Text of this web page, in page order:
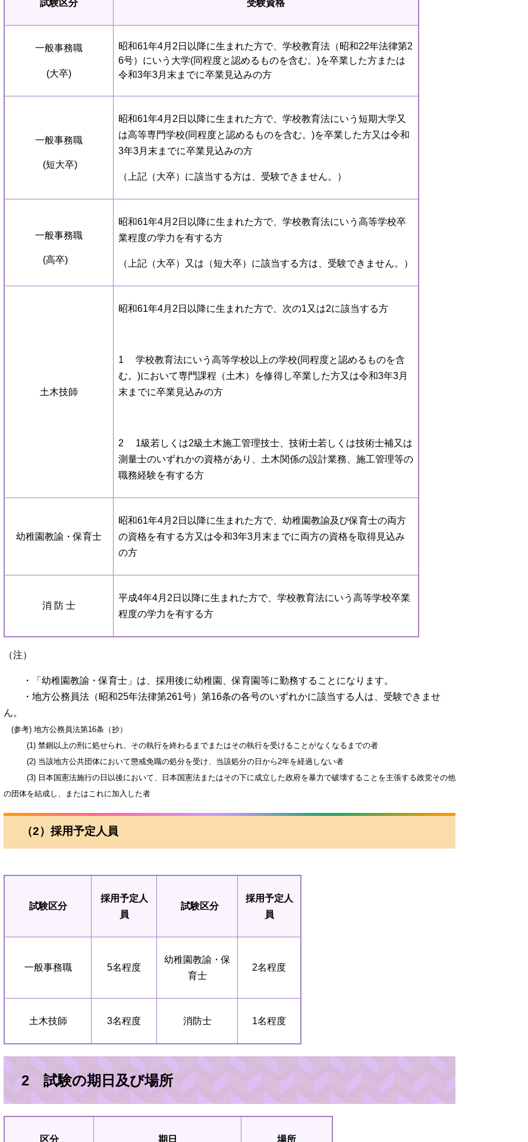
試験区分 受験資格
一般事務職
(大卒)
昭和61年4月2日以降に生まれた方で、学校教育法（昭和22年法律第2
6号）にいう大学(同程度と認めるものを含む。)を卒業した方または
令和3年3月末までに卒業見込みの方
一般事務職
(短大卒)
昭和61年4月2日以降に生まれた方で、学校教育法にいう短期大学又
は高等専門学校(同程度と認めるものを含む。)を卒業した方又は令和
3年3月末までに卒業見込みの方
（上記（大卒）に該当する方は、受験できません。）
一般事務職
(高卒)
昭和61年4月2日以降に生まれた方で、学校教育法にいう高等学校卒
業程度の学力を有する方
（上記（大卒）又は（短大卒）に該当する方は、受験できません。）
土木技師
昭和61年4月2日以降に生まれた方で、次の1又は2に該当する方
1 学校教育法にいう高等学校以上の学校(同程度と認めるものを含
む。)において専門課程（土木）を修得し卒業した方又は令和3年3月
末までに卒業見込みの方
2 1級若しくは2級土木施工管理技士、技術士若しくは技術士補又は
測量士のいずれかの資格があり、土木関係の設計業務、施工管理等の
職務経験を有する方
幼稚園教諭・保育士
昭和61年4月2日以降に生まれた方で、幼稚園教諭及び保育士の両方
の資格を有する方又は令和3年3月末までに両方の資格を取得見込み
の方
消 防 士
平成4年4月2日以降に生まれた方で、学校教育法にいう高等学校卒業
程度の学力を有する方
（注）
・「幼稚園教諭・保育士」は、採用後に幼稚園、保育園等に勤務することになります。
・地方公務員法（昭和25年法律第261号）第16条の各号のいずれかに該当する人は、受験できませ
ん。
(参考) 地方公務員法第16条（抄）
(1) 禁錮以上の刑に処せられ、その執行を終わるまでまたはその執行を受けることがなくなるまでの者
(2) 当該地方公共団体において懲戒免職の処分を受け、当該処分の日から2年を経過しない者
(3) 日本国憲法施行の日以後において、日本国憲法またはその下に成立した政府を暴力で破壊することを主張する政党その他
の団体を結成し、またはこれに加入した者
（2）採用予定人員
試験区分
採用予定人
員
試験区分
採用予定人
員
一般事務職 5名程度
幼稚園教諭・保
育士
2名程度
土木技師 3名程度 消防士 1名程度
2 試験の期日及び場所
区分 期日 場所